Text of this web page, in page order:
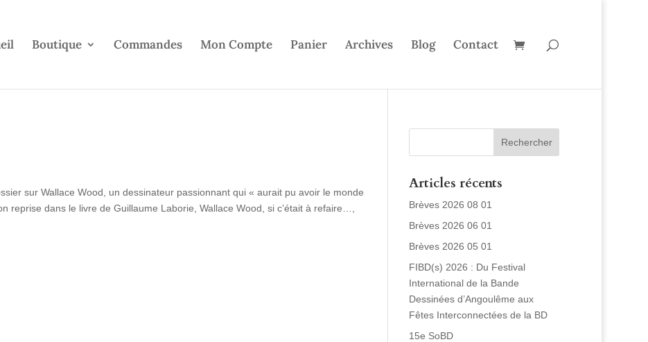
Boutique Commandes Mon Compte Panier Archives Blog Contact
sur Wallace Wood, un dessinateur passionnant qui « aurait pu avoir le monde
reprise dans le livre de Guillaume Laborie, Wallace Wood, si c’était à refaire…,
Articles récents
Brèves 2026 08 01
Brèves 2026 06 01
Brèves 2026 05 01
FIBD(s) 2026 : Du Festival
International de la Bande
Dessinées d’Angoulême aux
Fêtes Interconnectées de la BD
15e SoBD